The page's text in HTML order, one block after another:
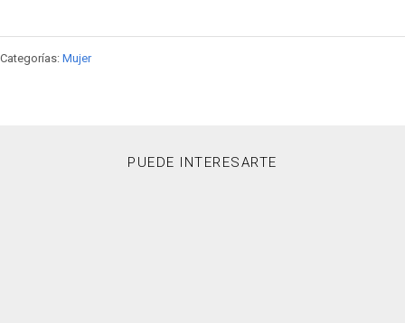
Categorías: Mujer
PUEDE INTERESARTE